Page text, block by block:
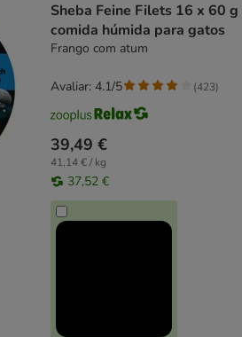
Sheba Feine Filets 16 x 60 g
comida húmida para gatos
Frango com atum
39,49 €
41,14 € / kg
37,52 €
Avaliar: 4.1/5 (423)